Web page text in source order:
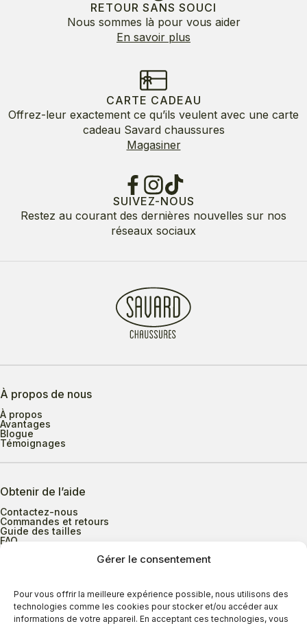
Gérer le consentement
Pour vous offrir la meilleure expérience possible, nous utilisons des
technologies comme les cookies pour stocker et/ou accéder aux
informations de votre appareil. En acceptant ces technologies, vous
RETOUR SANS SOUCI
Nous sommes là pour vous aider
En savoir plus
CARTE CADEAU
Offrez-leur exactement ce qu’ils veulent avec une carte
cadeau Savard chaussures
Magasiner
SUIVEZ-NOUS
Restez au courant des dernières nouvelles sur nos
réseaux sociaux
À propos de nous
À propos
Avantages
Blogue
Témoignages
Obtenir de l’aide
Contactez-nous
Commandes et retours
Guide des tailles
FAQ
Heures d’ouverture
Lundi au mercredi 9h00 à 17h30